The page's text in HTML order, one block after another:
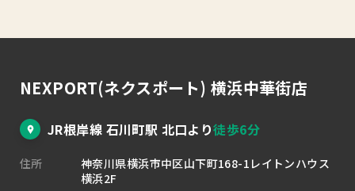
NEXPORT(ネクスポート) 横浜中華街店
JR根岸線 石川町駅 北口より徒歩6分
住所
神奈川県横浜市中区山下町168-1レイトンハウス
横浜2F